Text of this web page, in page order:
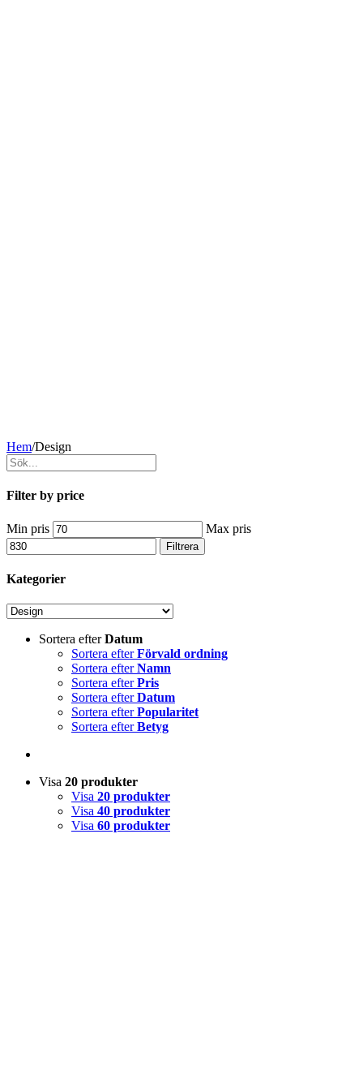
Hem/Design
Filter by price
Min pris Max pris
Filtrera
Kategorier
Sortera efterDatum
Sortera efterFörvald ordning
Sortera efterNamn
Sortera efterPris
Sortera efterDatum
Sortera efterPopularitet
Sortera efterBetyg
Visa 20 produkter
Visa 20 produkter
Visa 40 produkter
Visa 60 produkter